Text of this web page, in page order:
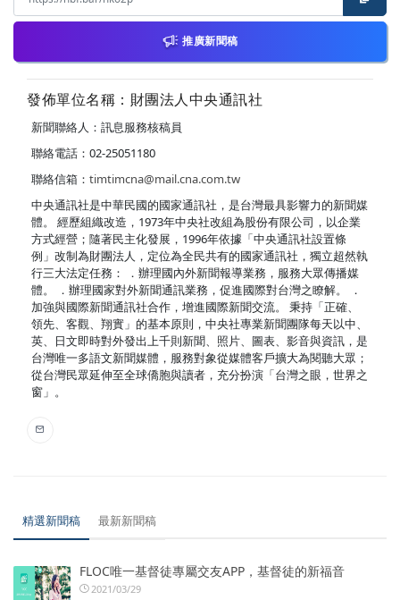
推廣新聞稿
發佈單位名稱：財團法人中央通訊社
新聞聯絡人：訊息服務核稿員
聯絡電話：02-25051180
聯絡信箱： timtimcna@mail.cna.com.tw
中央通訊社是中華民國的國家通訊社，是台灣最具影響力的新聞媒
體。 經歷組織改造，1973年中央社改組為股份有限公司，以企業
方式經營；隨著民主化發展，1996年依據「中央通訊社設置條
例」改制為財團法人，定位為全民共有的國家通訊社，獨立超然執
行三大法定任務： ．辦理國內外新聞報導業務，服務大眾傳播媒
體。 ．辦理國家對外新聞通訊業務，促進國際對台灣之瞭解。 ．
加強與國際新聞通訊社合作，增進國際新聞交流。 秉持「正確、
領先、客觀、翔實」的基本原則，中央社專業新聞團隊每天以中、
英、日文即時對外發出上千則新聞、照片、圖表、影音與資訊，是
台灣唯一多語文新聞媒體，服務對象從媒體客戶擴大為閱聽大眾；
從台灣民眾延伸至全球僑胞與讀者，充分扮演「台灣之眼，世界之
窗」。
精選新聞稿 最新新聞稿
FLOC唯一基督徒專屬交友APP，基督徒的新福音
2021/03/29